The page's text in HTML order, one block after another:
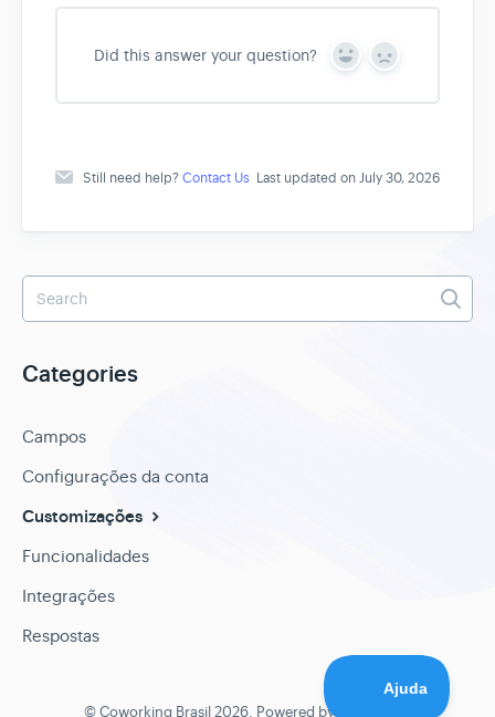
Did this answer your question?
Y
s
N
Still need help?Contact Us Last updated on July 30, 2026
Categories
Campos
Configurações da conta
Customizações
Funcionalidades
Integrações
Respostas
© Coworking Brasil 2026. Powered by